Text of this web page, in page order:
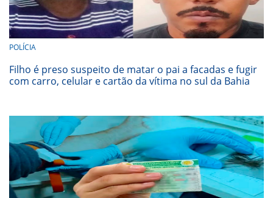
POLÍCIA
Filho é preso suspeito de matar o pai a facadas e fugir
com carro, celular e cartão da vítima no sul da Bahia